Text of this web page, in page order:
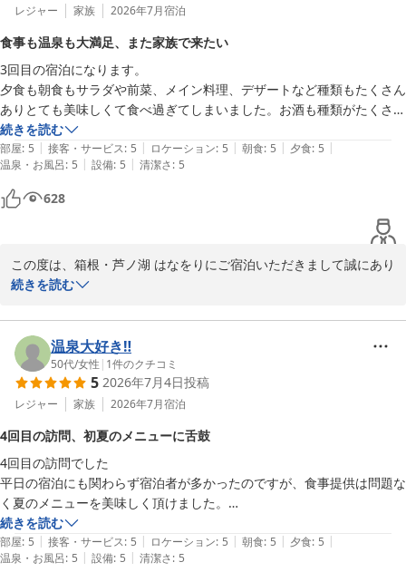
応じて変わってまいりますので、次回のご来館もきっとお楽しみい
申し上げております。ご投稿ありがとうございました。
箱根・芦ノ湖 はなをり（オリックスホテルズ＆リゾーツ）
2026-07-13
レジャー 家族 2026年7月宿泊
食事も温泉も大満足、また家族で来たい
3回目の宿泊になります。
夕食も朝食もサラダや前菜、メイン料理、デザートなど種類もたくさん
ありとても美味しくて食べ過ぎてしまいました。お酒も種類がたくさん
あり飲み放題でとても満足できます。子どもも大人も十分楽しめる内容
だと思います。
温泉も丁度良い湯加減で露天風呂も景色を眺めながらゆっくり入ること
が出来ました。また、子どもや孫と一緒に行きたいと思っています。
続きを読む
部屋: 5 | 接客・サービス: 5 | ロケーション: 5 | 朝食: 5 | 夕食: 5 |
温泉・お風呂: 5 | 設備: 5 | 清潔さ: 5
628
この度は、箱根・芦ノ湖 はなをりにご宿泊いただきまして誠にあり
がとうございます。数ある施設の中から当館をお選びいただき、詳
す。ご滞在中、ごゆっくりお過ごしいただけた様子が伺え私共も大
変嬉しく存じます。箱根の名湯と芦ノ湖の雄大な眺望とのコラボレ
ーションが望める温泉や、旬の食材を使用した料理を堪能していた
だけたら幸いでございます。当館のビュッフェのメニューは季節に
応じて変わってまいりますので、次回のご来館もきっとお楽しみい
申し上げております。ご投稿ありがとうございました。
箱根・芦ノ湖 はなをり（オリックスホテルズ＆リゾーツ）
2026-07-07
続きを読む
温泉大好き‼️
50代/女性 | 1件のクチコミ
5 2026年7月4日投稿
レジャー 家族 2026年7月宿泊
4回目の訪問、初夏のメニューに舌鼓
4回目の訪問でした
平日の宿泊にも関わらず宿泊者が多かったのですが、食事提供は問題な
く夏のメニューを美味しく頂けました。
バイキングで使用したお皿を直ぐに下げてくださって有り難く、朝食、
夕食時のバイキングにお酒メニューも沢山あるのでお料理に合わせて好
きなお酒を頂けるのでとってもありがたいです。
続きを読む
部屋: 5 | 接客・サービス: 5 | ロケーション: 5 | 朝食: 5 | 夕食: 5 |
温泉・お風呂: 5 | 設備: 5 | 清潔さ: 5